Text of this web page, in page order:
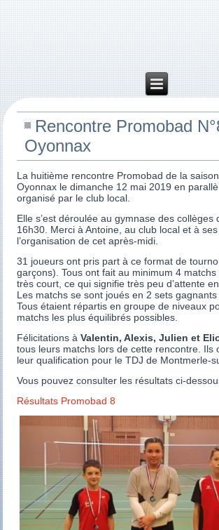
Rencontre Promobad
Oyonnax
La huitième rencontre Promobad de la
Oyonnax le dimanche 12 mai 2019 en
organisé par le club local.
Elle s’est déroulée au gymnase des collèges
16h30. Merci à Antoine, au club local et à
l’organisation de cet après-midi.
31 joueurs ont pris part à ce format de
garçons). Tous ont fait au minimum 4
très court, ce qui signifie très peu d’attente
Les matchs se sont joués en 2 sets gagnants
Tous étaient répartis en groupe de niveaux
matchs les plus équilibrés possibles.
Félicitations àValentin, Alexis, Julien et
tous leurs matchs lors de cette rencontre. Ils
leur qualification pour le TDJ de Montmerle-
Vous pouvez consulter les résultats ci-
Résultats Promobad 8